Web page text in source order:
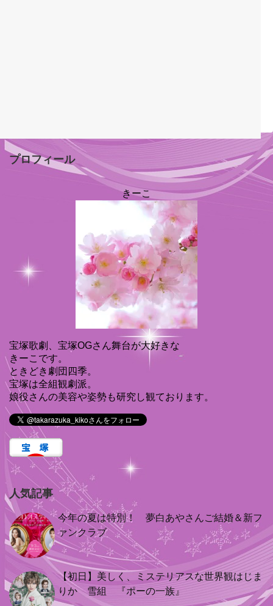
プロフィール
きーこ
宝塚歌劇、宝塚OGさん舞台が大好きな
きーこです。
ときどき劇団四季。
宝塚は全組観劇派。
娘役さんの美容や姿勢も研究し観ております。
人気記事
今年の夏は特別！ 夢白あやさんご結婚＆新フ
ァンクラブ
【初日】美しく、ミステリアスな世界観はじま
りか 雪組 『ポーの一族』